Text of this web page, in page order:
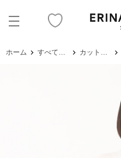
ホーム すべてのアイテム カットソー・Tシャツ